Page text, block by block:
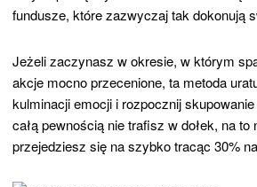
fundusze, które zazwyczaj tak dokonują
Jeżeli zaczynasz w okresie, w którym
akcje mocno przecenione, ta metoda
kulminacji emocji i rozpocznij
całą pewnością nie trafisz w dołek, na to
przejedziesz się na szybko tracąc 30%